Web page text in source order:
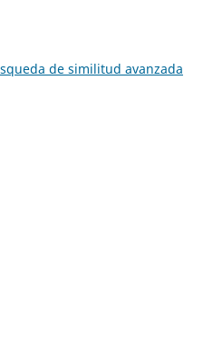
de similitud avanzada